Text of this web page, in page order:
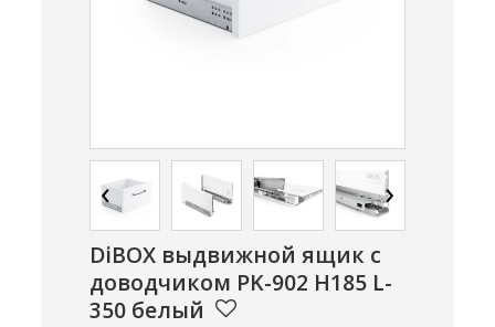
‹ ›
DiBOX выдвижной ящик с
доводчиком PK-902 H185 L-
350 белый